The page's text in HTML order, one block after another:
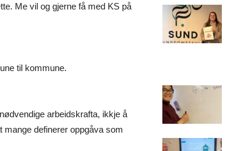
Me vil og gjerne få med KS på
til kommune.
arbeidskrafta, ikkje å
definerer oppgåva som